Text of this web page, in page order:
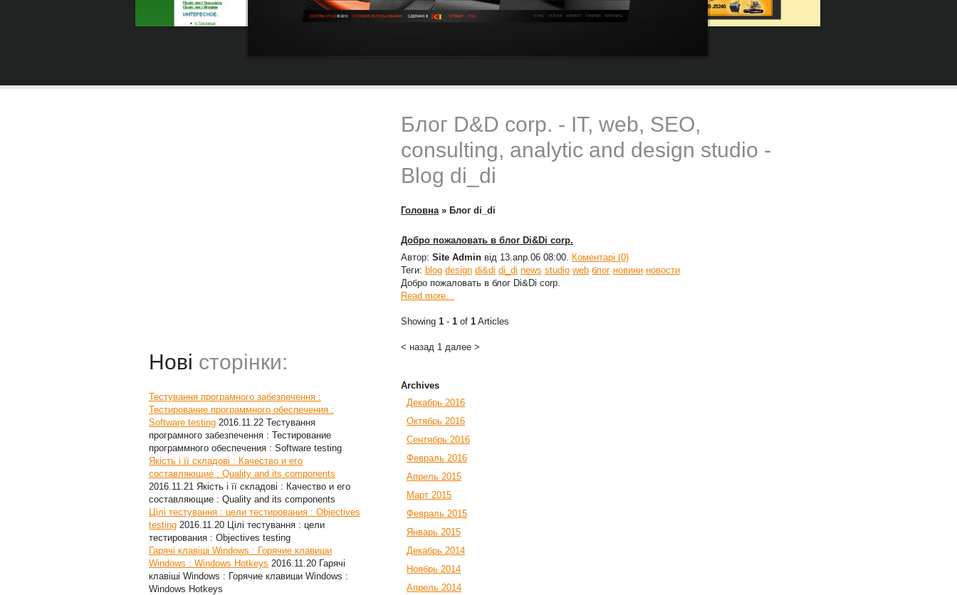
Нові сторінки:
Тестування програмного забезпечення :
Тестирование программного обеспечения :
Software testing 2016.11.22 Тестування
програмного забезпечення : Тестирование
программного обеспечения : Software testing
Якість і її складові : Качество и его
составляющие : Quality and its components
2016.11.21 Якість і її складові : Качество и его
составляющие : Quality and its components
Цілі тестування : цели тестирования : Objectives
testing 2016.11.20 Цілі тестування : цели
тестирования : Objectives testing
Гарячі клавіші Windows : Горячие клавиши
Windows : Windows Hotkeys 2016.11.20 Гарячі
клавіші Windows : Горячие клавиши Windows :
Windows Hotkeys
Блог D&D corp. - IT, web, SEO,
consulting, analytic and design studio -
Blog di_di
Головна» Блог di_di
Добро пожаловать в блог Di&Di corp.
Автор: Site Admin від 13.апр.06 08:00. Коментарі (0)
Теги: blog design di&di di_di news studio web блог новини новости
Добро пожаловать в блог Di&Di corp.
Read more...
Showing 1 - 1 of 1 Articles
< назад 1 далее >
Archives
Декабрь 2016
Октябрь 2016
Сентябрь 2016
Февраль 2016
Апрель 2015
Март 2015
Февраль 2015
Январь 2015
Декабрь 2014
Ноябрь 2014
Апрель 2014